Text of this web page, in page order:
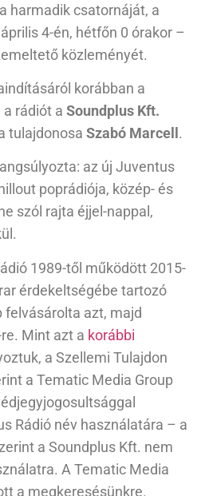
harmadik csatornáját, a
4-én, hétfőn 0 órakor –
közleményét.
korábban a
a rádiót a Soundplus Kft.
tulajdonosa Szabó Marcell .
az új Juventus
poprádiója, közép- és
szól rajta éjjel-nappal,
1989-től működött 2015-
érdekeltségébe tartozó
felvásárolta azt, majd
Mint azt a korábbi
a Szellemi Tulajdon
a Tematic Media Group
Rádió név használatára – a
a Soundplus Kft. nem
A Tematic Media
a megkeresésünkre.